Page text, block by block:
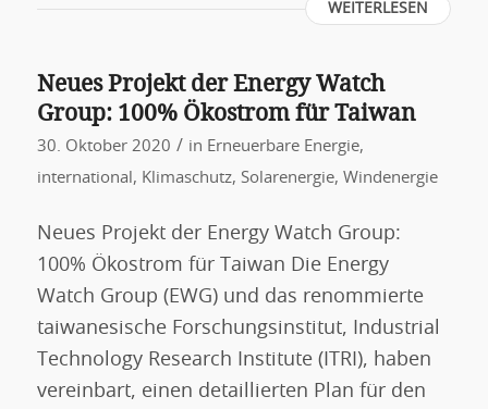
WEITERLESEN
Neues Projekt der Energy Watch
Group: 100% Ökostrom für Taiwan
30. Oktober 2020 / in Erneuerbare Energie,
international , Klimaschutz, Solarenergie, Windenergie
Neues Projekt der Energy Watch Group:
100% Ökostrom für Taiwan Die Energy
Watch Group (EWG) und das renommierte
taiwanesische Forschungsinstitut, Industrial
Technology Research Institute (ITRI), haben
vereinbart, einen detaillierten Plan für den